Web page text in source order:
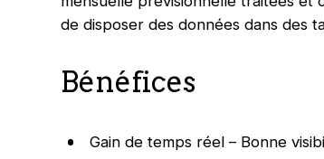
de disposer des données dans des
Bénéfices
Gain de temps réel – Bonne